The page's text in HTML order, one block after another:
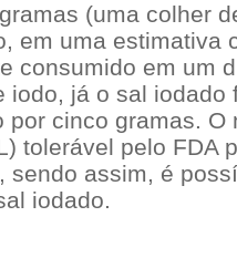
(uma colher
em uma estimativa
consumido em um
iodo, já o sal iodado
por cinco gramas. O
tolerável pelo FDA
sendo assim, é
iodado.